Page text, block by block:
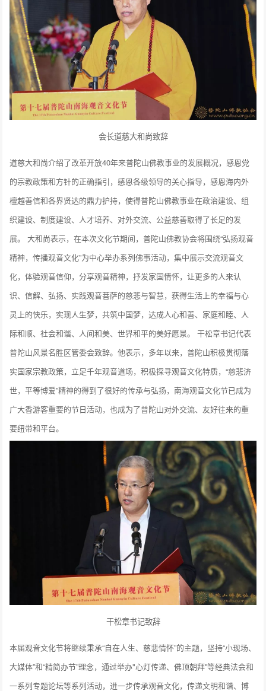
会长道慈大和尚致辞
道慈大和尚介绍了改革开放40年来普陀山佛教事业的发展概况，感恩党
的宗教政策和方针的正确指引，感恩各级领导的关心指导，感恩海内外
檀越善信和各界贤达的鼎力护持，使得普陀山佛教事业在政治建设、组
织建设、制度建设、人才培养、对外交流、公益慈善取得了长足的发
展。 大和尚表示，在本次文化节期间，普陀山佛教协会将围绕“弘扬观音
精神，传播观音文化”为中心举办系列佛事活动，集中展示交流观音文
化，体验观音信仰，分享观音精神，抒发家国情怀，让更多的人来认
识、信解、弘扬、实践观音菩萨的慈悲与智慧，获得生活上的幸福与心
灵上的快乐，实现人生梦，共筑中国梦，达成人心和善、家庭和睦、人
际和顺、社会和谐、人间和美、世界和平的美好愿景。 干松章书记代表
普陀山风景名胜区管委会致辞。他表示，多年以来，普陀山积极贯彻落
实国家宗教政策，立足千年观音道场，积极探寻观音文化特质，“慈悲济
世，平等博爱”精神的得到了很好的传承与弘扬，南海观音文化节已成为
广大香游客重要的节日活动，也成为了普陀山对外交流、友好往来的重
要纽带和平台。
干松章书记致辞
本届观音文化节将继续秉承“自在人生、慈悲情怀”的主题，坚持“小现场、
大媒体”和“精简办节”理念，通过举办"心灯传递、佛顶朝拜''等经典法会和
一系列专题论坛等系列活动，进一步传承观音文化，传递文明和谐、博